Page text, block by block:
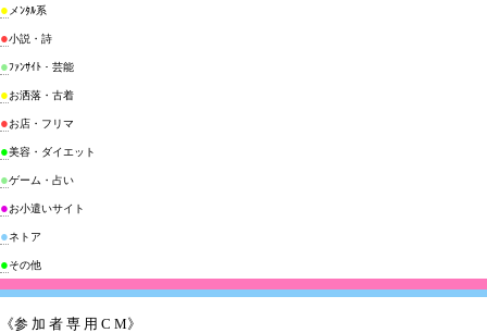
● メﾝﾀﾙ系
●小説・詩
●ﾌｧﾝｻｲﾄ・芸能
●お洒落・古着
●お店・フリマ
●美容・ダイエット
●ゲーム・占い
●お小遣いサイト
●ネトア
●その他
《参 加 者 専 用 C M》